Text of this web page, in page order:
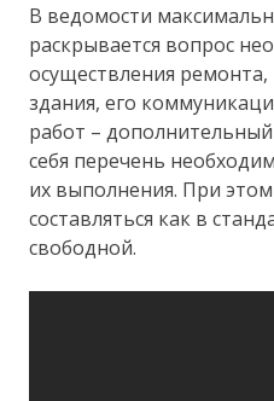
В ведомости
раскрывается вопрос
осуществления
здания, его
работ –
себя перечень
их выполнения. При
составляться как в
свободной.